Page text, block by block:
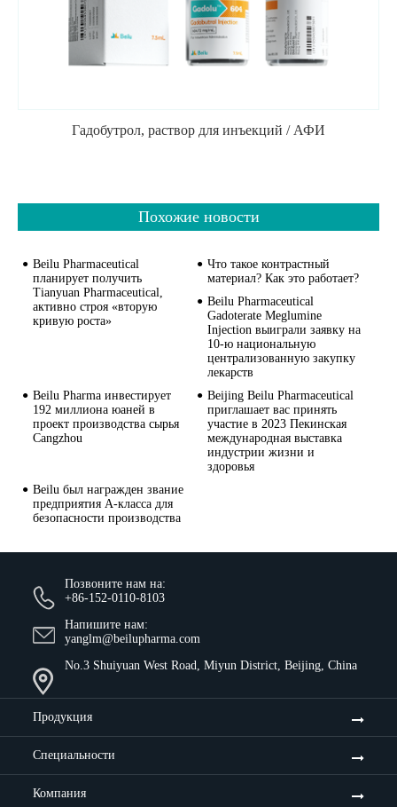
Гадобутрол, раствор для инъекций / АФИ
Похожие новости
Beilu Pharmaceutical
планирует получить
Tianyuan Pharmaceutical,
активно строя «вторую
кривую роста»
Что такое контрастный
материал? Как это работает?
Beilu Pharmaceutical
Gadoterate Meglumine
Injection выиграли заявку на
10-ю национальную
централизованную закупку
лекарств
Beilu Pharma инвестирует
192 миллиона юаней в
проект производства сырья
Cangzhou
Beijing Beilu Pharmaceutical
приглашает вас принять
участие в 2023 Пекинская
международная выставка
индустрии жизни и
здоровья
Beilu был награжден звание
предприятия A-класса для
безопасности производства
Позвоните нам на:
+86-152-0110-8103
Напишите нам:
yanglm@beilupharma.com
No.3 Shuiyuan West Road, Miyun District, Beijing, China
Продукция
Специальности
Компания